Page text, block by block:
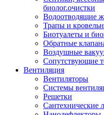
биолог.очистки
Водоотводящие
Трапы и
Биотуалеты и
Обратные
Воздушные
Сопутствующие
Вентиляция
Вентиляторы
Системы
Решетки
Сантехнические